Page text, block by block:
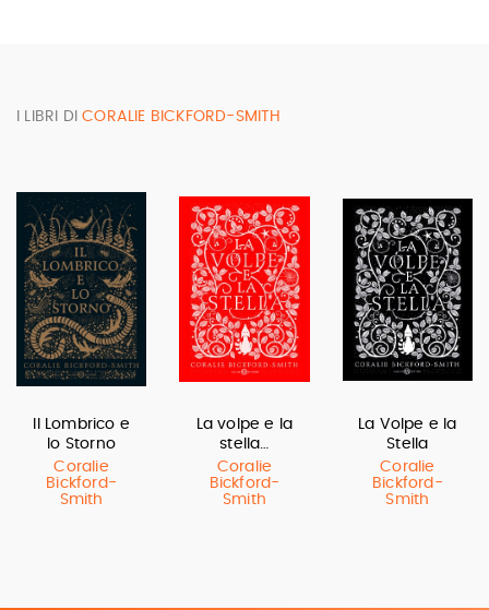
I LIBRI DICORALIE BICKFORD-SMITH
Il Lombrico e
lo Storno
Coralie
Bickford-
Smith
La volpe e la
stella…
Coralie
Bickford-
Smith
La Volpe e la
Stella
Coralie
Bickford-
Smith